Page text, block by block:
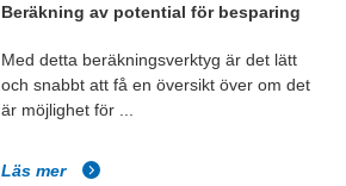
Beräkning av potential för besparing
Med detta beräkningsverktyg är det lätt
och snabbt att få en översikt över om det
är möjlighet för ...
Läs mer